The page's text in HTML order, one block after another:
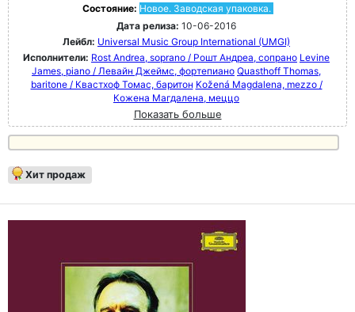
Состояние: Новое. Заводская упаковка.
Дата релиза: 10-06-2016
Лейбл: Universal Music Group International (UMGI)
Исполнители: Rost Andrea, soprano / Рошт Андреа, сопрано Levine
James, piano / Левайн Джеймс, фортепиано Quasthoff Thomas,
baritone / Квастхоф Томас, баритон Kožená Magdalena, mezzo /
Кожена Магдалена, меццо
Показать больше
Хит продаж